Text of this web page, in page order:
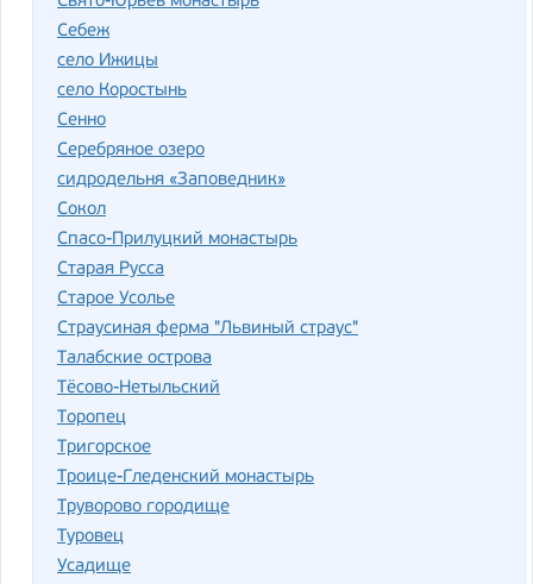
Себеж
село Ижицы
село Коростынь
Сенно
Серебряное озеро
сидродельня «Заповедник»
Сокол
Спасо-Прилуцкий монастырь
Старая Русса
Старое Усолье
Страусиная ферма "Львиный страус"
Талабские острова
Тёсово-Нетыльский
Торопец
Тригорское
Троице-Гледенский монастырь
Труворово городище
Туровец
Усадище